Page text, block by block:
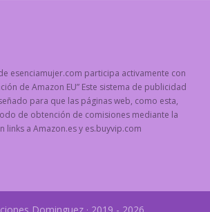
esenciamujer.com participa activamente con
de Amazon EU” Este sistema de publicidad
para que las páginas web, como esta,
de obtención de comisiones mediante la
links a Amazon.es y es.buyvip.com